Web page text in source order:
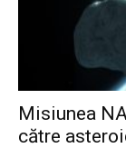
Misiunea
către